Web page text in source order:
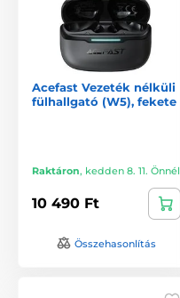
Acefast Vezeték nélküli
fülhallgató (W5), fekete
Raktáron, kedden 8. 11. Önnél
10 490 Ft
Összehasonlítás